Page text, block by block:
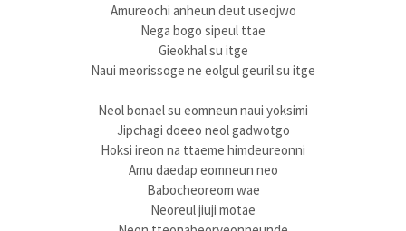
Amureochi anheun deut useojwo
Nega bogo sipeul ttae
Gieokhal su itge
Naui meorissoge ne eolgul geuril su itge
Neol bonael su eomneun naui yoksimi
Jipchagi doeeo neol gadwotgo
Hoksi ireon na ttaeme himdeureonni
Amu daedap eomneun neo
Babocheoreom wae
Neoreul jiuji motae